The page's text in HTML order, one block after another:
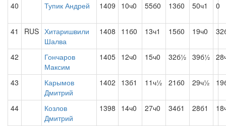
40 Тупик Андрей 1409 10ч0 55б0 13б0 50ч1 0
41 RUS Хитаришвили
Шалва
1408 11б0 13ч1 15б0 19ч0
42
Гончаров
Максим
1405 12ч0 15ч0 32б½ 39б½
43
Карымов
Дмитрий
1402 13б1 11ч½ 21б0 29ч½
44
Козлов
Дмитрий
1398 14ч0 27ч0 34б1 28б1